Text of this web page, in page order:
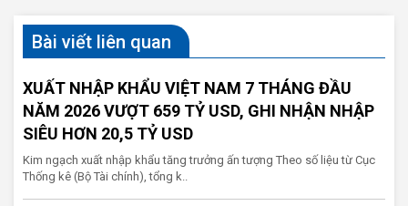
Bài viết liên quan
XUẤT NHẬP KHẨU VIỆT NAM 7 THÁNG ĐẦU
NĂM 2026 VƯỢT 659 TỶ USD, GHI NHẬN NHẬP
SIÊU HƠN 20,5 TỶ USD
Kim ngạch xuất nhập khẩu tăng trưởng ấn tượng Theo số liệu từ Cục
Thống kê (Bộ Tài chính), tổng k..